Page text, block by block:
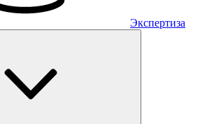
Экспертиза